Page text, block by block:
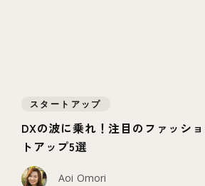
スタートアップ
DXの波に乗れ！注目のファッシ
トアップ5選
Aoi Omori